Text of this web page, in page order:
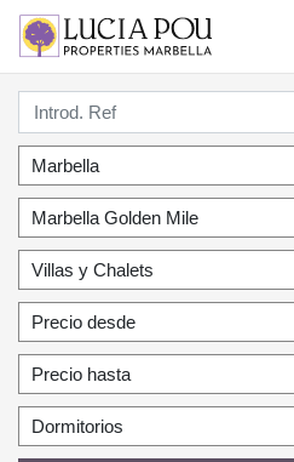
Marbella
Marbella Golden Mile
Villas y Chalets
Precio desde
Precio hasta
Dormitorios